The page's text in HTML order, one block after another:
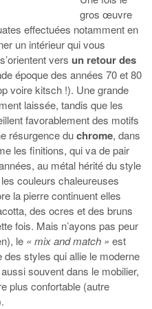
gros œuvre
effectuées notamment en
un intérieur qui vous
vers un retour des
époque des années 70 et 80
voire kitsch !). Une grande
laissée, tandis que les
favorablement des motifs
résurgence duchrome, dans
les finitions, qui va de pair
au métal hérité du style
couleurs chaleureuses
la pierre continuent elles
des ocres et des bruns
fois. Mais n’ayons pas peur
le « mix and match » est
styles qui allie le moderne
aussi souvent dans le mobilier,
plus confortable (autre